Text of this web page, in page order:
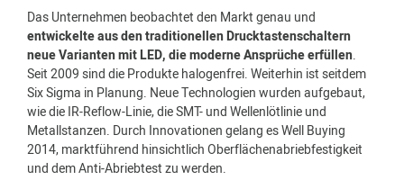
Das Unternehmen beobachtet den Markt genau und
entwickelte aus den traditionellen Drucktastenschaltern
neue Varianten mit LED, die moderne Ansprüche erfüllen.
Seit 2009 sind die Produkte halogenfrei. Weiterhin ist seitdem
Six Sigma in Planung. Neue Technologien wurden aufgebaut,
wie die IR-Reflow-Linie, die SMT- und Wellenlötlinie und
Metallstanzen. Durch Innovationen gelang es Well Buying
2014, marktführend hinsichtlich Oberflächenabriebfestigkeit
und dem Anti-Abriebtest zu werden.